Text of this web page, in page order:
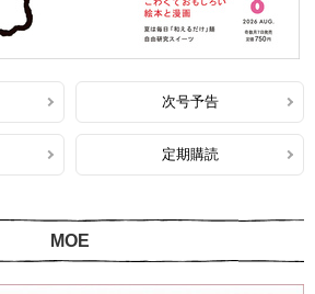
次号予告
定期購読
MOE